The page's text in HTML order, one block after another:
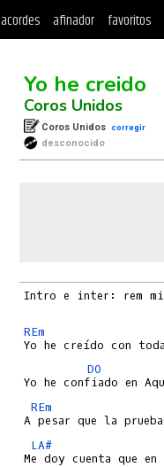
acordes afinador favoritos
Yo he creido
Coros Unidos
Coros Unidos corregir
desconocido
Intro e inter: rem
REm
DO
REm
LA#
Me doy cuenta que